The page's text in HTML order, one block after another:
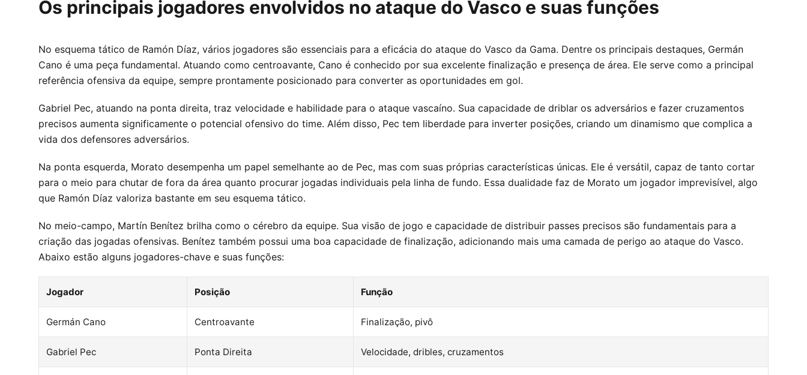
Os principais jogadores envolvidos no ataque do Vasco e suas funções
No esquema tático de Ramón Díaz, vários jogadores são essenciais para a eficácia do ataque do Vasco da Gama. Dentre os principais destaques, Germán
Cano é uma peça fundamental. Atuando como centroavante, Cano é conhecido por sua excelente finalização e presença de área. Ele serve como a principal
referência ofensiva da equipe, sempre prontamente posicionado para converter as oportunidades em gol.
Gabriel Pec, atuando na ponta direita, traz velocidade e habilidade para o ataque vascaíno. Sua capacidade de driblar os adversários e fazer cruzamentos
precisos aumenta significamente o potencial ofensivo do time. Além disso, Pec tem liberdade para inverter posições, criando um dinamismo que complica a
vida dos defensores adversários.
Na ponta esquerda, Morato desempenha um papel semelhante ao de Pec, mas com suas próprias características únicas. Ele é versátil, capaz de tanto cortar
para o meio para chutar de fora da área quanto procurar jogadas individuais pela linha de fundo. Essa dualidade faz de Morato um jogador imprevisível, algo
que Ramón Díaz valoriza bastante em seu esquema tático.
No meio-campo, Martín Benítez brilha como o cérebro da equipe. Sua visão de jogo e capacidade de distribuir passes precisos são fundamentais para a
criação das jogadas ofensivas. Benítez também possui uma boa capacidade de finalização, adicionando mais uma camada de perigo ao ataque do Vasco.
Abaixo estão alguns jogadores-chave e suas funções:
Jogador Posição Função
Germán Cano Centroavante Finalização, pivô
Gabriel Pec Ponta Direita Velocidade, dribles, cruzamentos